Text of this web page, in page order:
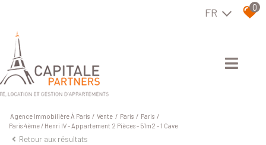
FR 0
Agence Immobilière À Paris Vente Paris
Paris
Paris 4ème / Henri IV - Appartement 2 Pièces - 51m2 - 1 Cave
Retour aux résultats